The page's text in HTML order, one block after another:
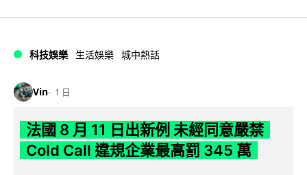
科技娛樂 生活娛樂 城中熱話
Vin 1 日
法國 8 月 11 日出新例 未經同意嚴禁
Cold Call 違規企業最高罰 345 萬